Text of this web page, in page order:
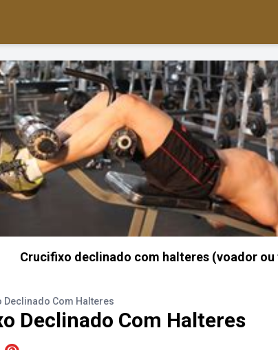
Crucifixo declinado com halteres (voador
Declinado Com Halteres
Declinado Com Halteres